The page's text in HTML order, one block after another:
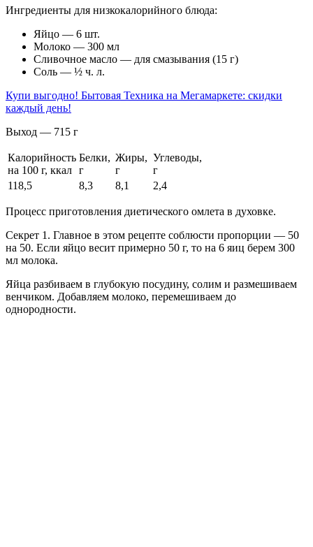
Ингредиенты для низкокалорийного блюда:
Яйцо — 6 шт.
Молоко — 300 мл
Сливочное масло — для смазывания (15 г)
Соль — ½ ч. л.
Купи выгодно! Бытовая Техника на Мегамаркете: скидки
каждый день!
Выход — 715 г
Калорийность
на 100 г, ккал
Белки,
г
Жиры,
г
Углеводы,
г
118,5
8,3 8,1 2,4
Процесс приготовления диетического омлета в духовке.
Секрет 1. Главное в этом рецепте соблюсти пропорции — 50
на 50. Если яйцо весит примерно 50 г, то на 6 яиц берем 300
мл молока.
Яйца разбиваем в глубокую посудину, солим и размешиваем
венчиком. Добавляем молоко, перемешиваем до
однородности.